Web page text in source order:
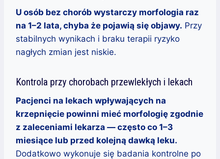
U osób bez chorób wystarczy morfologia raz
na 1–2 lata, chyba że pojawią się objawy. Przy
stabilnych wynikach i braku terapii ryzyko
nagłych zmian jest niskie.
Kontrola przy chorobach przewlekłych i lekach
Pacjenci na lekach wpływających na
krzepnięcie powinni mieć morfologię zgodnie
z zaleceniami lekarza — często co 1–3
miesiące lub przed kolejną dawką leku.
Dodatkowo wykonuje się badania kontrolne po